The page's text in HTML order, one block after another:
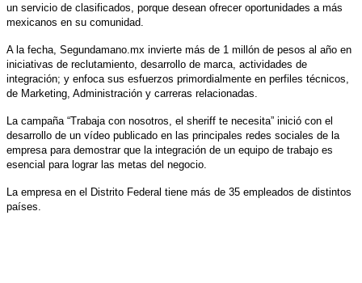
un servicio de clasificados, porque desean ofrecer oportunidades a más
mexicanos en su comunidad.
A la fecha, Segundamano.mx invierte más de 1 millón de pesos al año en
iniciativas de reclutamiento, desarrollo de marca, actividades de
integración; y enfoca sus esfuerzos primordialmente en perfiles técnicos,
de Marketing, Administración y carreras relacionadas.
La campaña “Trabaja con nosotros, el sheriff te necesita” inició con el
desarrollo de un vídeo publicado en las principales redes sociales de la
empresa para demostrar que la integración de un equipo de trabajo es
esencial para lograr las metas del negocio.
La empresa en el Distrito Federal tiene más de 35 empleados de distintos
países.